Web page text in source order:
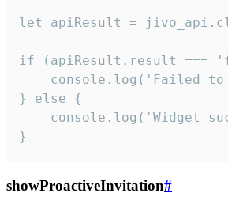
let apiResult =
if (apiResult.result
console.log('Failed to
} else {
console.log('Widget
}
showProactiveInvitation#